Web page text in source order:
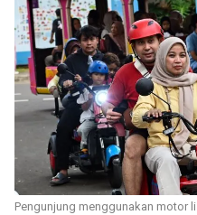
Pengunjung menggunakan motor